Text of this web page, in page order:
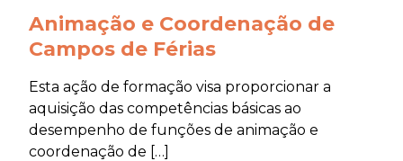
Animação e Coordenação de
Campos de Férias
Esta ação de formação visa proporcionar a
aquisição das competências básicas ao
desempenho de funções de animação e
coordenação de […]